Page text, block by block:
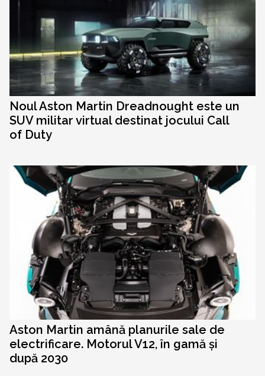
Noul Aston Martin Dreadnought este un
SUV militar virtual destinat jocului Call
of Duty
Aston Martin amână planurile sale de
electrificare. Motorul V12, în gamă și
după 2030